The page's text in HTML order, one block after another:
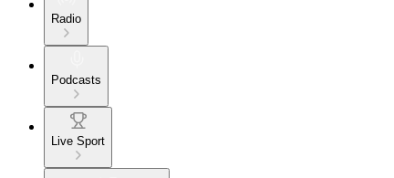
Radio
Podcasts
Live Sport